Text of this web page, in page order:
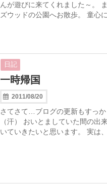
んが遊びに来てくれました～。
ズウッドの公園へお散歩。 童心
日記
一時帰国
2011/08/20
さてさて…ブログの更新もすっ
（汗） おいとましていた間の出
いていきたいと思います。 実は